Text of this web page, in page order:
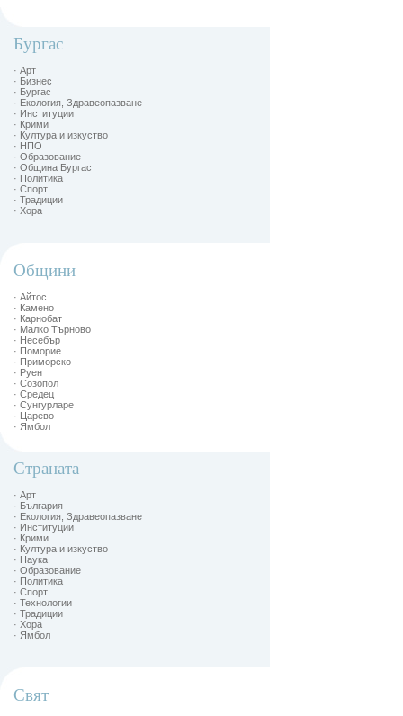
Бургас
· Арт
· Бизнес
· Бургас
· Екология, Здравеопазване
· Институции
· Крими
· Култура и изкуство
· НПО
· Образование
· Община Бургас
· Политика
· Спорт
· Традиции
· Хора
Общини
· Айтос
· Камено
· Карнобат
· Малко Търново
· Несебър
· Поморие
· Приморско
· Руен
· Созопол
· Средец
· Сунгурларе
· Царево
· Ямбол
Страната
· Арт
· България
· Екология, Здравеопазване
· Институции
· Крими
· Култура и изкуство
· Наука
· Образование
· Политика
· Спорт
· Технологии
· Традиции
· Хора
· Ямбол
Свят